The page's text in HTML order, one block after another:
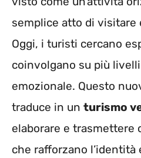
semplice atto di visitare
Oggi, i turisti cercano
coinvolgano su più
emozionale. Questo
traduce in un turismo
elaborare e
che rafforzano l’identità